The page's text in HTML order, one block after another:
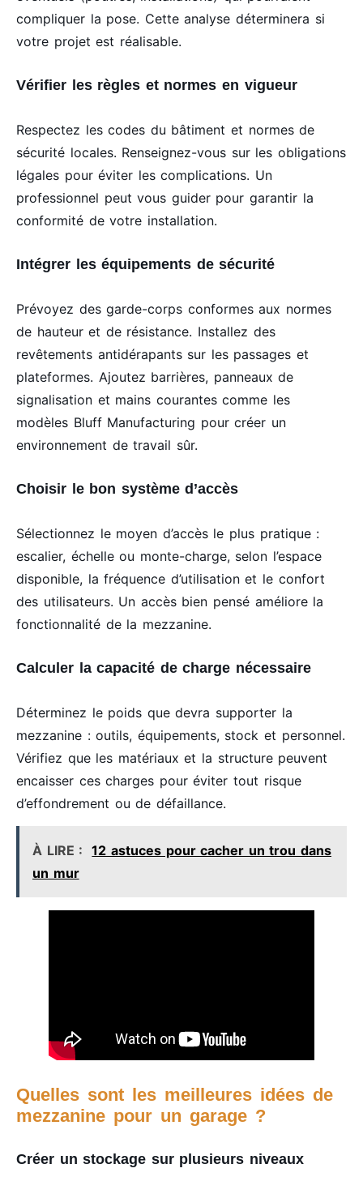
compliquer la pose. Cette analyse déterminera si
votre projet est réalisable.
Vérifier les règles et normes en vigueur
Respectez les codes du bâtiment et normes de
sécurité locales. Renseignez-vous sur les obligations
légales pour éviter les complications. Un
professionnel peut vous guider pour garantir la
conformité de votre installation.
Intégrer les équipements de sécurité
Prévoyez des garde-corps conformes aux normes
de hauteur et de résistance. Installez des
revêtements antidérapants sur les passages et
plateformes. Ajoutez barrières, panneaux de
signalisation et mains courantes comme les
modèles Bluff Manufacturing pour créer un
environnement de travail sûr.
Choisir le bon système d’accès
Sélectionnez le moyen d’accès le plus pratique :
escalier, échelle ou monte-charge, selon l’espace
disponible, la fréquence d’utilisation et le confort
des utilisateurs. Un accès bien pensé améliore la
fonctionnalité de la mezzanine.
Calculer la capacité de charge nécessaire
Déterminez le poids que devra supporter la
mezzanine : outils, équipements, stock et personnel.
Vérifiez que les matériaux et la structure peuvent
encaisser ces charges pour éviter tout risque
d’effondrement ou de défaillance.
À LIRE :
12 astuces pour cacher un trou dans
un mur
Quelles sont les meilleures idées de
mezzanine pour un garage ?
Créer un stockage sur plusieurs niveaux